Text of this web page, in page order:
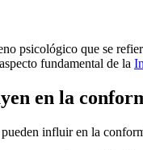
psicológico que se
fundamental de la
en la
influir en la